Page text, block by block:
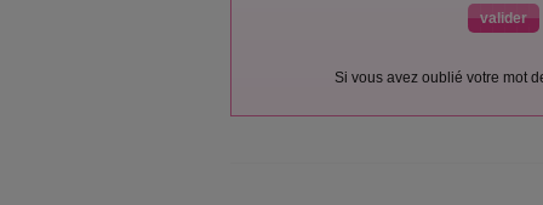
Si vous avez oublié votre mot